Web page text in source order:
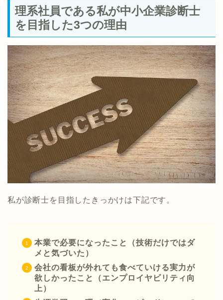
理系社員である私が中小企業診断士
を目指した3つの理由
私が診断士を目指したきっかけは下記です。
本業で必要になったこと（技術だけではダ
メと気づいた）
会社の看板が外れても食べていける実力が
欲しかったこと（エンプロイヤビリティ向
上）